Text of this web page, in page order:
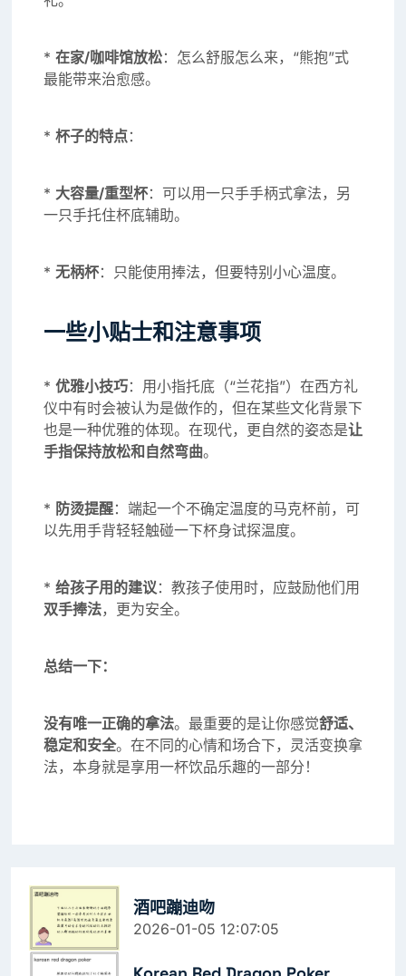
* 在家/咖啡馆放松：怎么舒服怎么来，“熊抱”式
最能带来治愈感。
* 杯子的特点：
* 大容量/重型杯：可以用一只手手柄式拿法，另
一只手托住杯底辅助。
* 无柄杯：只能使用捧法，但要特别小心温度。
一些小贴士和注意事项
* 优雅小技巧：用小指托底（“兰花指”）在西方礼
仪中有时会被认为是做作的，但在某些文化背景下
也是一种优雅的体现。在现代，更自然的姿态是让
手指保持放松和自然弯曲。
* 防烫提醒：端起一个不确定温度的马克杯前，可
以先用手背轻轻触碰一下杯身试探温度。
* 给孩子用的建议：教孩子使用时，应鼓励他们用
双手捧法，更为安全。
总结一下：
没有唯一正确的拿法。最重要的是让你感觉舒适、
稳定和安全。在不同的心情和场合下，灵活变换拿
法，本身就是享用一杯饮品乐趣的一部分！
酒吧蹦迪吻
2026-01-05 12:07:05